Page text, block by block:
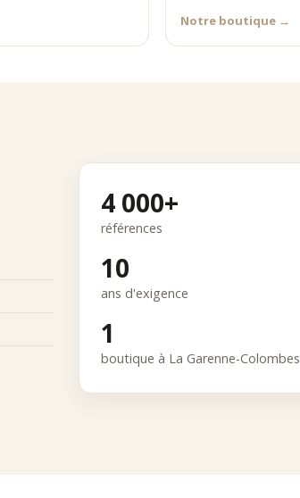
Notre boutique →
4 000+
références
10
ans d'exigence
1
boutique à La Garenne-Colombes